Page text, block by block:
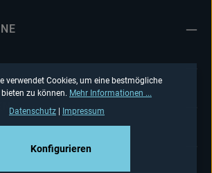
verwendet Cookies, um eine bestmögliche
zu können. Mehr Informationen ...
Datenschutz
Impressum
Konfigurieren